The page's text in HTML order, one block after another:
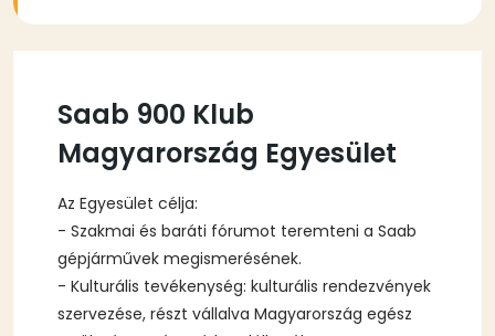
Saab 900 Klub
Magyarország Egyesület
Az Egyesület célja:
- Szakmai és baráti fórumot teremteni a Saab
gépjárművek megismerésének.
- Kulturális tevékenység: kulturális rendezvények
szervezése, részt vállalva Magyarország egész